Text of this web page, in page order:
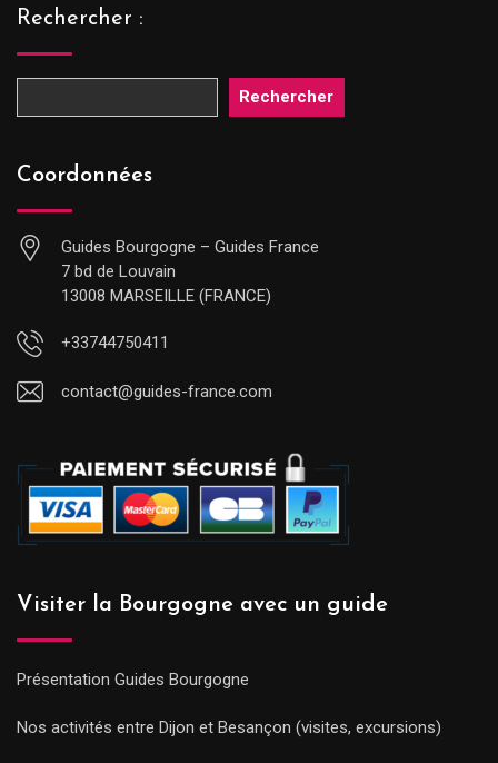
Rechercher :
Rechercher
Coordonnées
Guides Bourgogne – Guides France
7 bd de Louvain
13008 MARSEILLE (FRANCE)
+33744750411
contact@guides-france.com
Visiter la Bourgogne avec un guide
Présentation Guides Bourgogne
Nos activités entre Dijon et Besançon (visites, excursions)